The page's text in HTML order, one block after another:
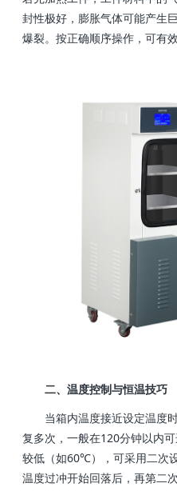
封性极好，膨胀气体可能产生
爆裂。按正确顺序操作，可有
二、温度控制与恒温技巧
当箱内温度接近设定温度
复多次，一般在120分钟以内
较低（如60℃），可采用二次
温度过冲开始回落后，再第二